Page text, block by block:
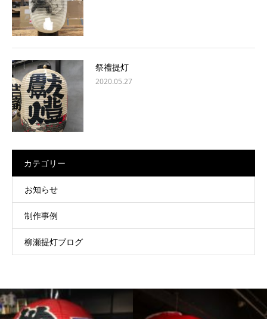
祭禮提灯
2020.05.27
カテゴリー
お知らせ
制作事例
柳瀬提灯ブログ